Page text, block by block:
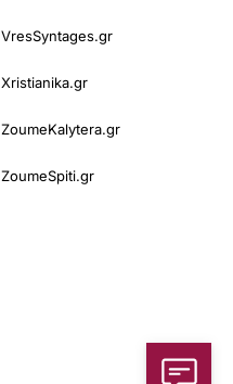
VresSyntages.gr
Xristianika.gr
ZoumeKalytera.gr
ZoumeSpiti.gr